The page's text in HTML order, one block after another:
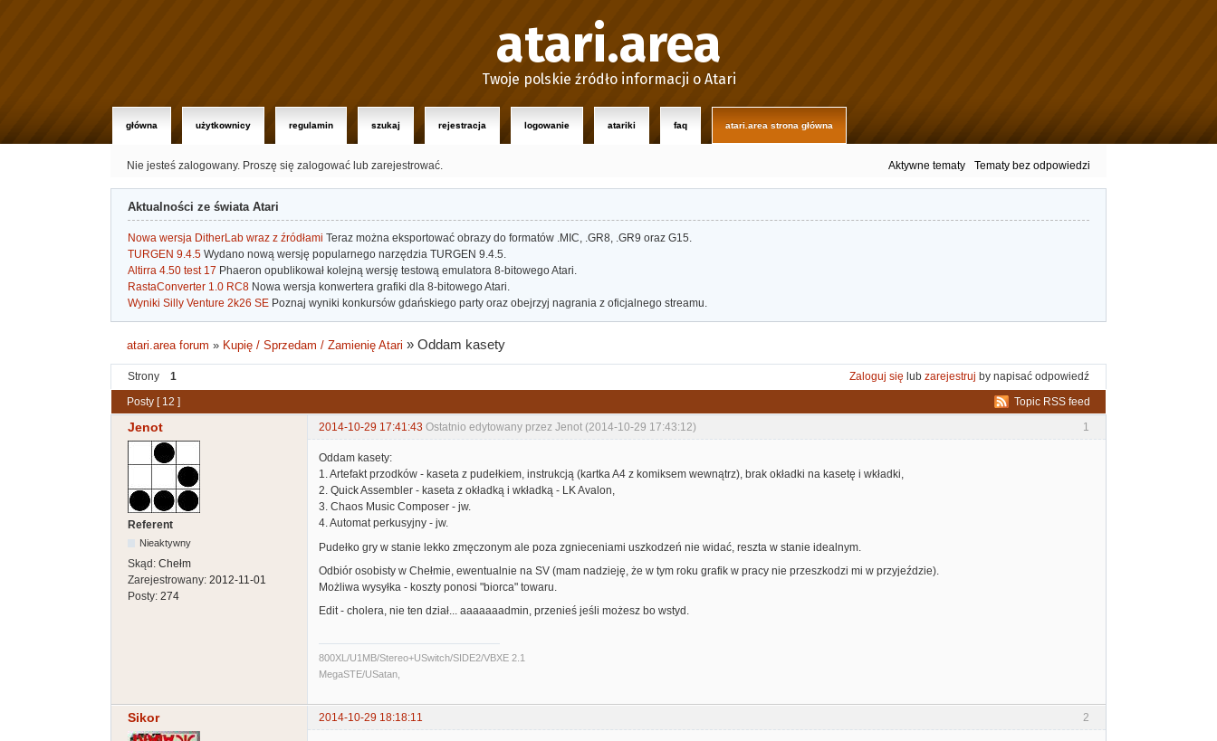
atari.area
Twoje polskie źródło informacji o Atari
główna użytkownicy regulamin szukaj rejestracja logowanie atariki faq atari.area strona główna
Nie jesteś zalogowany. Proszę się zalogować lub zarejestrować. Aktywne tematy Tematy bez odpowiedzi
Aktualności ze świata Atari
Nowa wersja DitherLab wraz z źródłami Teraz można eksportować obrazy do formatów .MIC, .GR8, .GR9 oraz G15.
TURGEN 9.4.5 Wydano nową wersję popularnego narzędzia TURGEN 9.4.5.
Altirra 4.50 test 17 Phaeron opublikował kolejną wersję testową emulatora 8-bitowego Atari.
RastaConverter 1.0 RC8 Nowa wersja konwertera grafiki dla 8-bitowego Atari.
Wyniki Silly Venture 2k26 SE Poznaj wyniki konkursów gdańskiego party oraz obejrzyj nagrania z oficjalnego streamu.
atari.area forum » Kupię / Sprzedam / Zamienię Atari »Oddam kasety
Strony 1 Zaloguj się lub zarejestruj by napisać odpowiedź
Topic RSS feed
Posty [ 12 ]
1
Jenot 2014-10-29 17:41:43 Ostatnio edytowany przez Jenot (2014-10-29 17:43:12)
Referent
Nieaktywny
Skąd: Chełm
Zarejestrowany: 2012-11-01
Posty: 274
Oddam kasety:
1. Artefakt przodków - kaseta z pudełkiem, instrukcją (kartka A4 z komiksem wewnątrz), brak okładki na kasetę i wkładki,
2. Quick Assembler - kaseta z okładką i wkładką - LK Avalon,
3. Chaos Music Composer - jw.
4. Automat perkusyjny - jw.
Pudełko gry w stanie lekko zmęczonym ale poza zgnieceniami uszkodzeń nie widać, reszta w stanie idealnym.
Odbiór osobisty w Chełmie, ewentualnie na SV (mam nadzieję, że w tym roku grafik w pracy nie przeszkodzi mi w przyjeździe).
Możliwa wysyłka - koszty ponosi "biorca" towaru.
Edit - cholera, nie ten dział... aaaaaaadmin, przenieś jeśli możesz bo wstyd.
800XL/U1MB/Stereo+USwitch/SIDE2/VBXE 2.1
MegaSTE/USatan,
2
Sikor 2014-10-29 18:18:11